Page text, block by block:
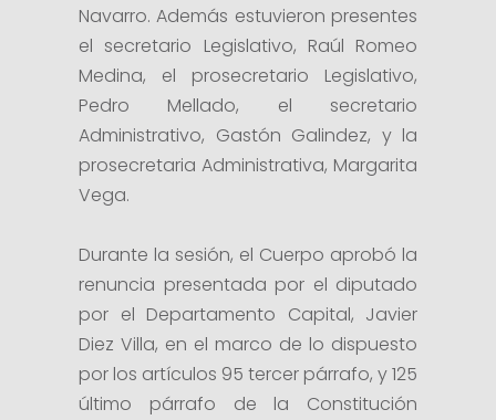
Navarro. Además estuvieron presentes
el secretario Legislativo, Raúl Romeo
Medina, el prosecretario Legislativo,
Pedro Mellado, el secretario
Administrativo, Gastón Galindez, y la
prosecretaria Administrativa, Margarita
Vega.
Durante la sesión, el Cuerpo aprobó la
renuncia presentada por el diputado
por el Departamento Capital, Javier
Diez Villa, en el marco de lo dispuesto
por los artículos 95 tercer párrafo, y 125
último párrafo de la Constitución